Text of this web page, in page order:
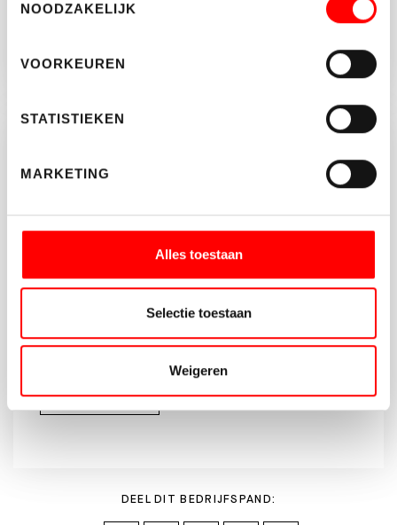
NOODZAKELIJK
VOORKEUREN
STATISTIEKEN
MARKETING
Alles toestaan
Selectie toestaan
Weigeren
Vul onderstaande gegeven in en download de
AANVRAGEN
DEEL DIT BEDRIJFSPAND: